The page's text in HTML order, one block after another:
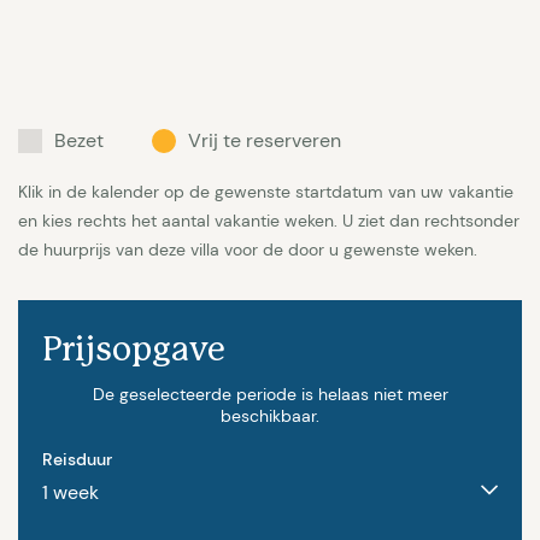
mei, juni, september, oktober) | Sauna 250 EUR per
week (april t/m november) | In de winter zijn zowel
sauna als zwembadverwarming op aanvraag
beschikbaar tegen een hogere prijs | Huisdieren
niet toegestaan.
In het laagseizoen (01-01-2026 tot 16-05-2026 en
06-09-2026 tot 19-12-2026 ) zijn de prijzen
gebaseerd op groepen van maximaal
slaapkamers). Toeslagen voor groepen van meer dan
8 personen zijn op aanvraag. Afhankelijk van de
Bezet Vrij te reserveren
Klik in de kalender op de gewenste startdatum van uw vakantie
en kies rechts het aantal vakantie weken. U ziet dan rechtsonder
de huurprijs van deze villa voor de door u gewenste weken.
Prijsopgave
De geselecteerde periode is helaas niet meer
beschikbaar.
Reisduur